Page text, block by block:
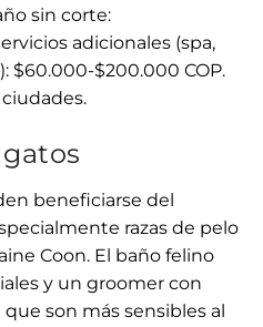
sin corte:
adicionales (spa,
$60.000-$200.000 COP.
beneficiarse del
razas de pelo
Coon. El baño felino
y un groomer con
son más sensibles al